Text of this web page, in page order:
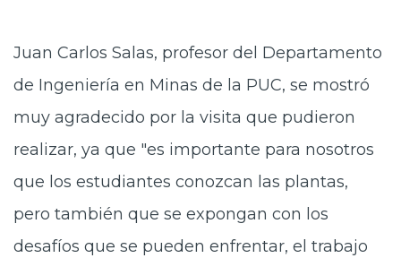
Juan Carlos Salas, profesor del Departamento
de Ingeniería en Minas de la PUC, se mostró
muy agradecido por la visita que pudieron
realizar, ya que "es importante para nosotros
que los estudiantes conozcan las plantas,
pero también que se expongan con los
desafíos que se pueden enfrentar, el trabajo